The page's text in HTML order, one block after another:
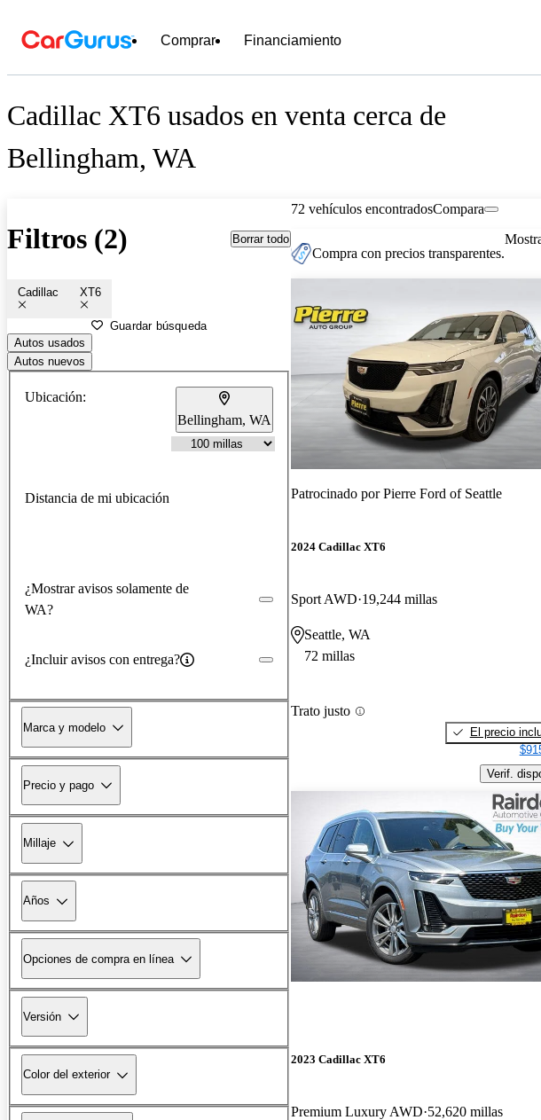
Comprar Financiamiento
Cadillac XT6 usados en venta cerca de
Bellingham, WA
Filtros (2) Borrar todo
Cadillac XT6
Guardar búsqueda
Autos usados
Autos nuevos
Ubicación:
Bellingham, WA
Distancia de mi ubicación
¿Mostrar avisos solamente de
WA?
¿Incluir avisos con entrega?
Marca y modelo
Precio y pago
Millaje
Años
Opciones de compra en línea
Versión
Color del exterior
72 vehículos encontradosCompara
Compra con precios transparentes.
Patrocinado porPierre Ford of Seattle
2024 Cadillac XT6
Sport AWD 19,244 millas
Seattle, WA
72 millas
Trato justo
El precio
Verif.
2023 Cadillac XT6
Premium Luxury AWD 52,620 millas